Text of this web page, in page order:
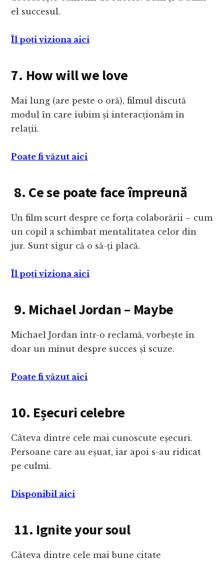
el succesul.
Îl poți viziona aici
7. How will we love
Mai lung (are peste o oră), filmul discută
modul în care iubim și interacționăm în
relații.
Poate fi văzut aici
8. Ce se poate face împreună
Un film scurt despre ce forța colaborării – cum
un copil a schimbat mentalitatea celor din
jur. Sunt sigur că o să-ți placă.
Îl poți viziona aici
9. Michael Jordan – Maybe
Michael Jordan într-o reclamă, vorbește în
doar un minut despre succes și scuze.
Poate fi văzut aici
10. Eșecuri celebre
Câteva dintre cele mai cunoscute eșecuri.
Persoane care au eșuat, iar apoi s-au ridicat
pe culmi.
Disponibil aici
11. Ignite your soul
Câteva dintre cele mai bune citate